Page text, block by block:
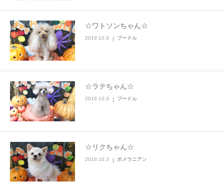
☆ワトソンちゃん☆
2019.10.3 プードル
☆ラテちゃん☆
2019.10.3 プードル
☆リクちゃん☆
2019.10.3 ポメラニアン